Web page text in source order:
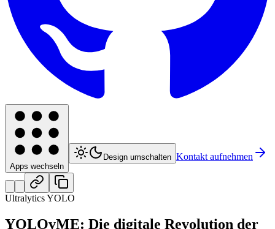
Apps wechseln
Design umschalten Kontakt aufnehmen
Ultralytics YOLO
YOLOvME: Die digitale Revolution der